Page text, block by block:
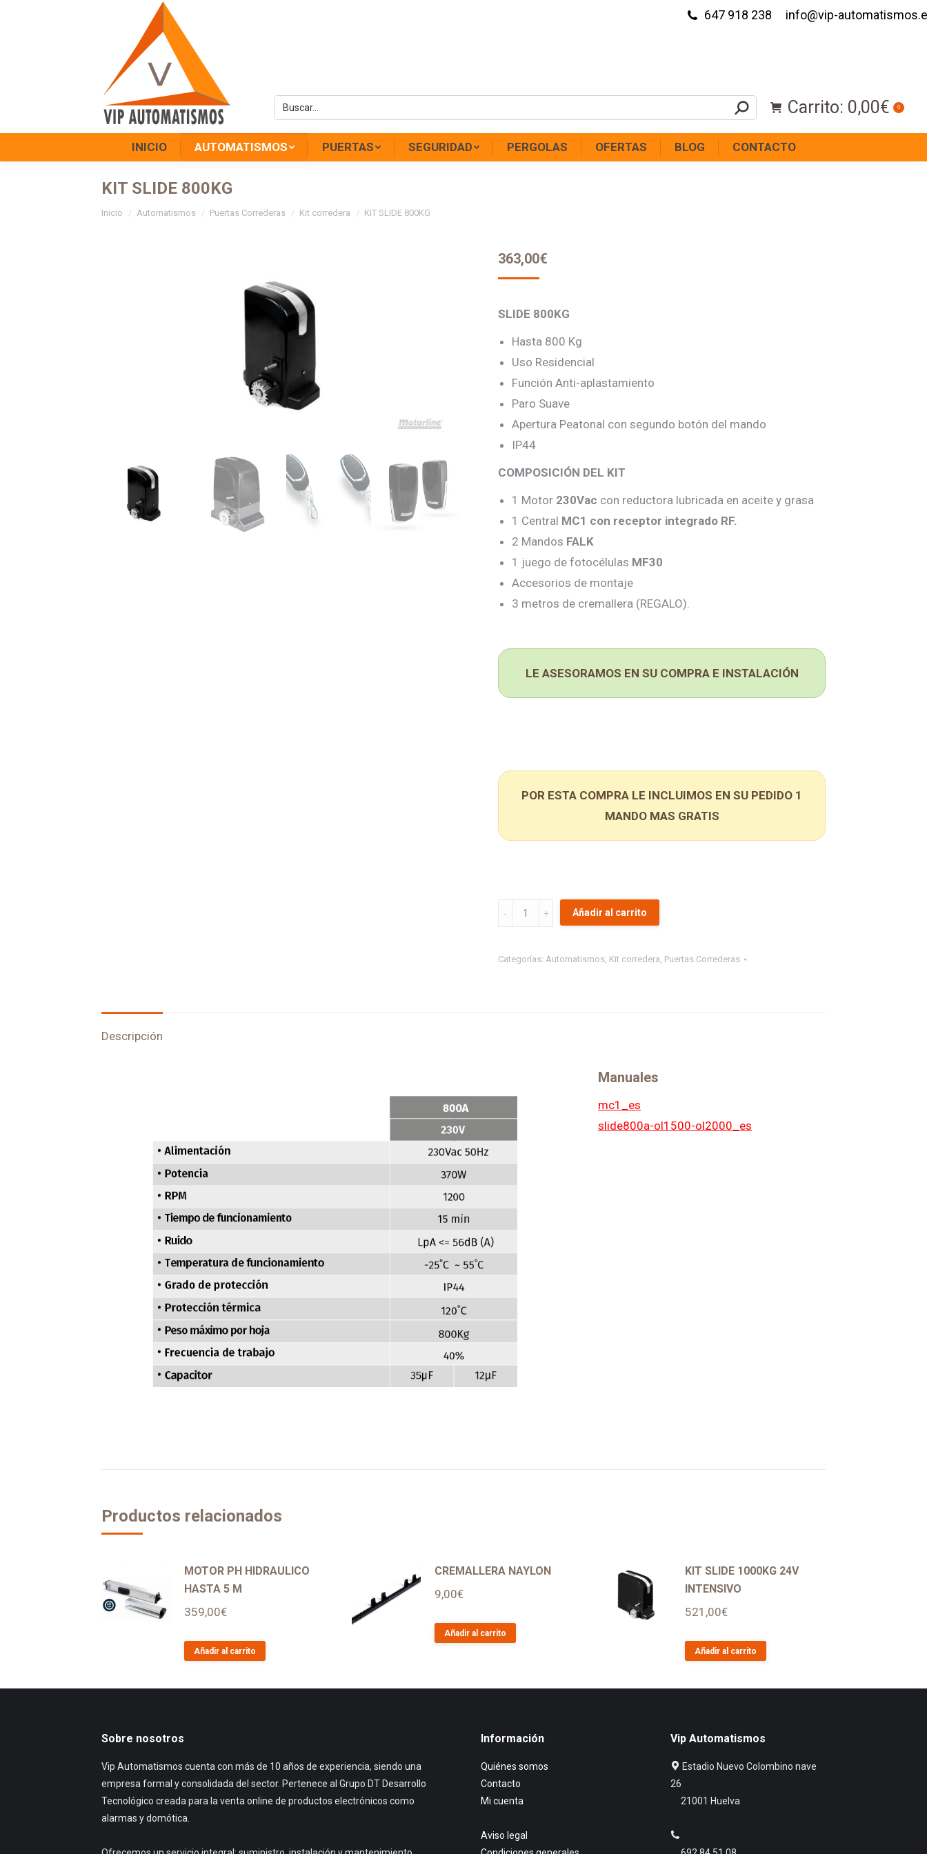
647 918 238 info@vip-
Carrito: 0,00€ 0
INICIO AUTOMATISMOS PUERTAS SEGURIDAD PERGOLAS OFERTAS BLOG CONTACTO
KIT SLIDE 800KG
Estás aquí:
Inicio Automatismos Puertas Correderas Kit corredera KIT SLIDE 800KG
363,00€
SLIDE 800KG
Hasta 800 Kg
Uso Residencial
Función Anti-aplastamiento
Paro Suave
Apertura Peatonal con segundo botón del mando
IP44
COMPOSICIÓN DEL KIT
1 Motor 230Vac con reductora lubricada en aceite y grasa
1 Central MC1 con receptor integrado RF.
2 Mandos FALK
1 juego de fotocélulas MF30
Accesorios de montaje
3 metros de cremallera (REGALO).
LE ASESORAMOS EN SU COMPRA E INSTALACIÓN
POR ESTA COMPRA LE INCLUIMOS EN SU PEDIDO 1
MANDO MAS GRATIS
Añadir al carrito
Categorías: Automatismos, Kit corredera, Puertas Correderas
Descripción
Manuales
mc1_es
slide800a-ol1500-ol2000_es
Productos relacionados
MOTOR PH HIDRAULICO
HASTA 5 M
359,00€
Añadir al carrito
CREMALLERA NAYLON
9,00€
Añadir al carrito
KIT SLIDE 1000KG 24V
INTENSIVO
521,00€
Añadir al carrito
Sobre nosotros
Vip Automatismos cuenta con más de 10 años de experiencia, siendo una
empresa formal y consolidada del sector. Pertenece al Grupo DT Desarrollo
Tecnológico creada para la venta online de productos electrónicos como
alarmas y domótica.
Información
Quiénes somos
Contacto
Mi cuenta
Aviso legal
Vip Automatismos
Estadio Nuevo Colombino nave
26
21001 Huelva